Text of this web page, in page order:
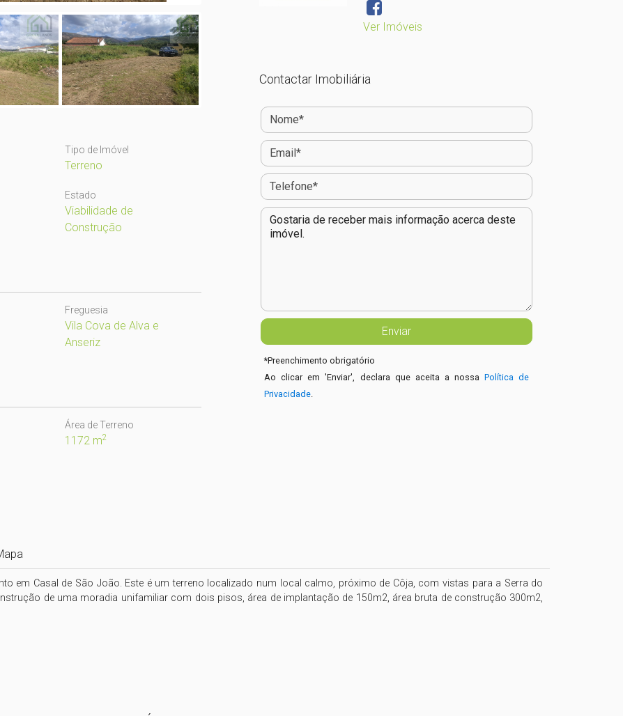
Tipo de Imóvel
Terreno
Estado
Viabilidade de
Construção
Freguesia
Vila Cova de Alva e
Anseriz
Área de Terreno
1172 m2
Ver Imóveis
Contactar Imobiliária
*Preenchimento obrigatório
Ao clicar em 'Enviar', declara que aceita a nossaPolítica de
Privacidade.
em Casal de São João. Este é um terreno localizado num local calmo, próximo de Côja, com vistas para a Serra do
de uma moradia unifamiliar com dois pisos, área de implantação de 150m2, área bruta de construção 300m2,